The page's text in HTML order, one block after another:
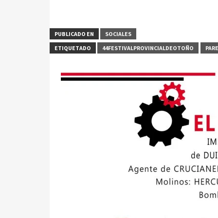
PUBLICADO EN
SOCIALES
ETIQUETADO
44FESTIVALPROVINCIALDEOTOÑO